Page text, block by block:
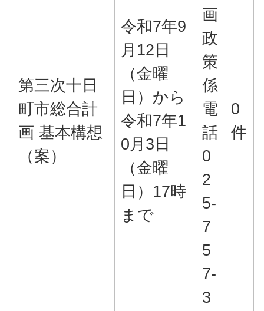
第三次十日
町市総合計
画 基本構想
（案）
令和7年9
月12日
（金曜
日）から
令和7年1
0月3日
（金曜
日）17時
まで
画
政
策
係
電
話
0
2
5-
7
5
7-
3
0
件